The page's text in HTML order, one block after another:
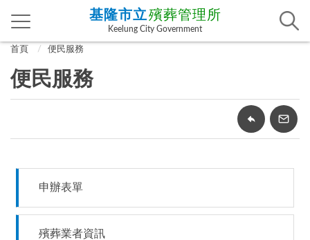
基隆市立殯葬管理所
Keelung City Government
首頁 便民服務
便民服務
申辦表單
殯葬業者資訊